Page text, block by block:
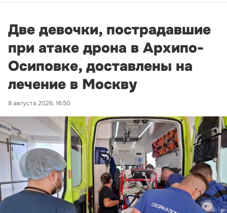
Две девочки, пострадавшие
при атаке дрона в Архипо-
Осиповке, доставлены на
лечение в Москву
8 августа 2026, 16:50